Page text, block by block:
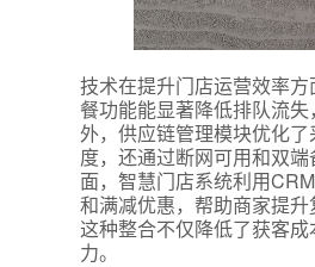
技术在提升门店运营效率
餐功能能显著降低排队流
外，供应链管理模块优化
度，还通过断网可用和双
面，智慧门店系统利用
和满减优惠，帮助商家提
这种整合不仅降低了获客
力。